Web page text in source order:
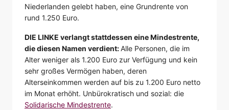
Niederlanden gelebt haben, eine Grundrente von
rund 1.250 Euro.
DIE LINKE verlangt stattdessen eine Mindestrente,
die diesen Namen verdient:Alle Personen, die im
Alter weniger als 1.200 Euro zur Verfügung und kein
sehr großes Vermögen haben, deren
Alterseinkommen werden auf bis zu 1.200 Euro netto
im Monat erhöht. Unbürokratisch und sozial: die
Solidarische Mindestrente.